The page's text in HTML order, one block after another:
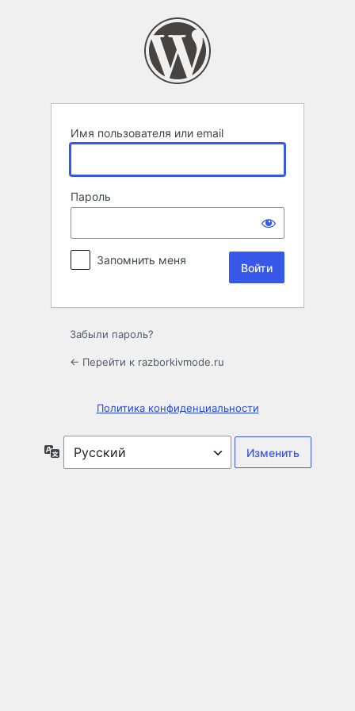
Имя пользователя или email
Пароль
Запомнить меня
Забыли пароль?
← Перейти к razborkivmode.ru
Политика конфиденциальности
Язык